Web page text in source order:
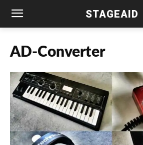
STAGEAID
AD-Converter